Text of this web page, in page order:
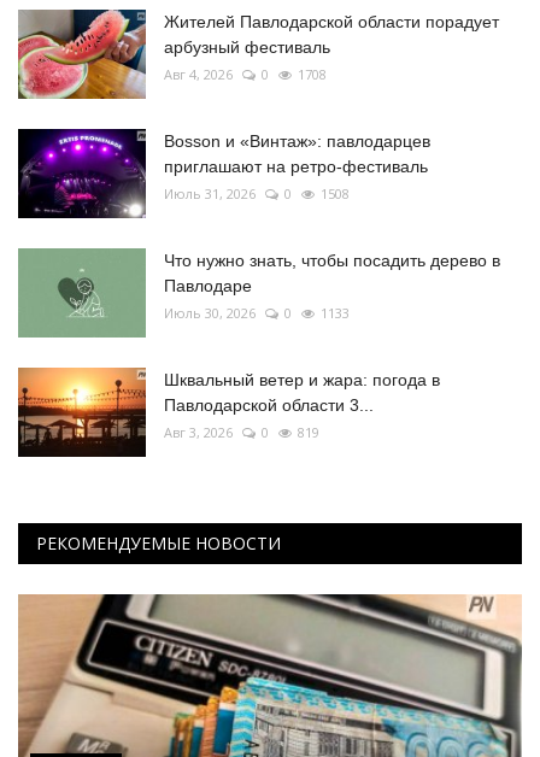
Жителей Павлодарской области порадует
арбузный фестиваль
Авг 4, 2026 0 1708
Bosson и «Винтаж»: павлодарцев
приглашают на ретро-фестиваль
Июль 31, 2026 0 1508
Что нужно знать, чтобы посадить дерево в
Павлодаре
Июль 30, 2026 0 1133
Шквальный ветер и жара: погода в
Павлодарской области 3...
Авг 3, 2026 0 819
РЕКОМЕНДУЕМЫЕ НОВОСТИ